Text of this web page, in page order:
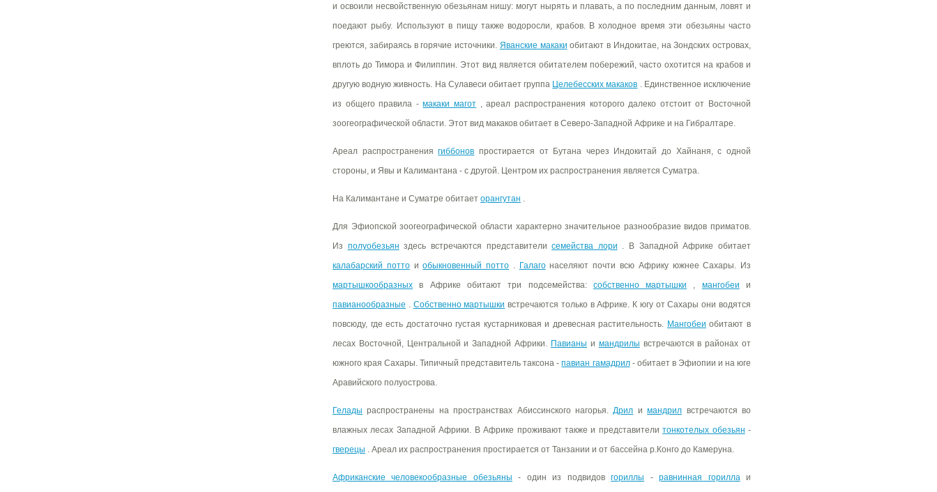
и освоили несвойственную обезьянам нишу: могут нырять и плавать, а по последним данным, ловят и
поедают рыбу. Используют в пищу также водоросли, крабов. В холодное время эти обезьяны часто
греются, забираясь в горячие источники. Яванские макаки обитают в Индокитае, на Зондских островах,
вплоть до Тимора и Филиппин. Этот вид является обитателем побережий, часто охотится на крабов и
другую водную живность. На Сулавеси обитает группа Целебесских макаков . Единственное исключение
из общего правила -макаки магот , ареал распространения которого далеко отстоит от Восточной
зоогеографической области. Этот вид макаков обитает в Северо-Западной Африке и на Гибралтаре.
Ареал распространениягиббонов простирается от Бутана через Индокитай до Хайнаня, с одной
стороны, и Явы и Калимантана - с другой. Центром их распространения является Суматра.
На Калимантане и Суматре обитает орангутан .
Для Эфиопской зоогеографической области характерно значительное разнообразие видов приматов.
Из полуобезьян здесь встречаются представителисемейства лори . В Западной Африке обитает
калабарский поттоиобыкновенный потто . Галагонаселяют почти всю Африку южнее Сахары. Из
мартышкообразных в Африке обитают три подсемейства: собственно мартышки , мангобеи и
павианообразные . Собственно мартышки встречаются только в Африке. К югу от Сахары они водятся
повсюду, где есть достаточно густая кустарниковая и древесная растительность. Мангобеи обитают в
лесах Восточной, Центральной и Западной Африки. Павианы и мандрилы встречаются в районах от
южного края Сахары. Типичный представитель таксона -павиан гамадрил- обитает в Эфиопии и на юге
Аравийского полуострова.
Гелады распространены на пространствах Абиссинского нагорья.Дрил имандрил встречаются во
влажных лесах Западной Африки. В Африке проживают также и представителитонкотелых обезьян -
гверецы . Ареал их распространения простирается от Танзании и от бассейна р.Конго до Камеруна.
Африканские человекообразные обезьяны - один из подвидовгориллы -равнинная гориллаи